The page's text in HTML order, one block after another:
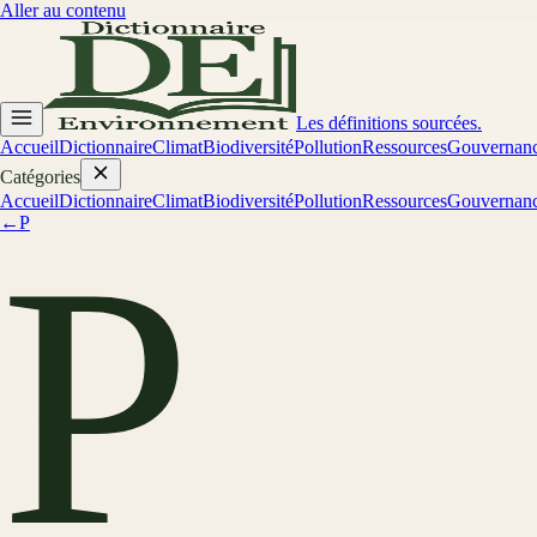
Aller au contenu
Les définitions sourcées.
AccueilDictionnaireClimatBiodiversitéPollutionRessources
Catégories
AccueilDictionnaireClimatBiodiversitéPollutionRessources
←P
P